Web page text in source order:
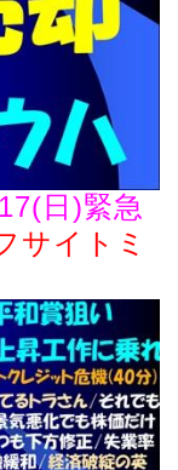
日)緊急
サイトミ